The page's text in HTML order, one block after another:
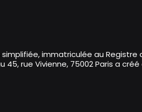
immatriculée au
45, rue Vivienne, 75002 Paris a